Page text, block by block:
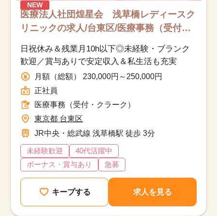
運営会社
NEW
医療法人社団煌星会 浅草橋レディースク
リニックの求人/台東区/医療事務（受付・
日祝休み＆残業月10h以下◎未経験・ブランク
歓迎／賞与ありで安定収入＆私生活も充実
月額（総額） 230,000円～250,000円
正社員
医療事務（受付・クラーク）
東京都 台東区
JR中央・総武線 浅草橋駅 徒歩 3分
未経験歓迎
40代活躍中
ボーナス・賞与あり
急募
キープする 求人を見る